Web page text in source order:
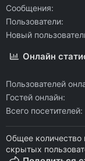
Сообщения
Пользователи
Новый
Онлайн
Пользователей
Гостей онлайн
Всего посетителей
Общее количество
скрытых